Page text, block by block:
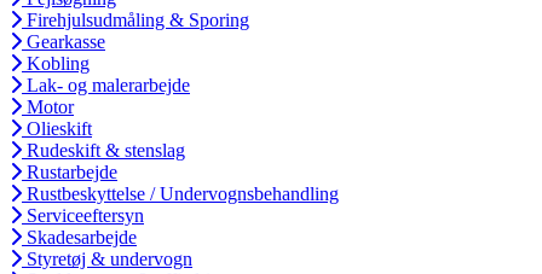
Firehjulsudmåling & Sporing
Gearkasse
Kobling
Lak- og malerarbejde
Motor
Olieskift
Rudeskift & stenslag
Rustarbejde
Rustbeskyttelse / Undervognsbehandling
Serviceeftersyn
Skadesarbejde
Styretøj & undervogn